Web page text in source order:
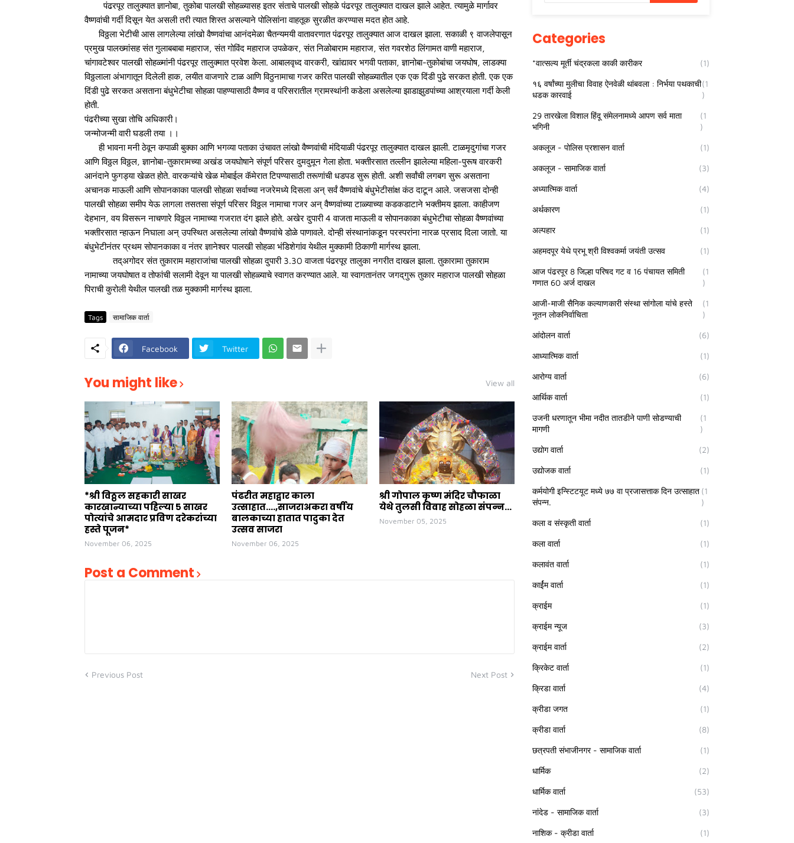
पंढरपूर तालुक्यात ज्ञानोबा, तुकोबा पालखी सोहळ्यासह इतर संताचे पालखी सोहळे पंढरपूर तालुक्यात दाखल झाले आहेत. त्यामुळे मार्गावर
वैष्णवांची गर्दी दिसून येत असली तरी त्यात शिस्त असल्याने पोलिसांना वाहतूक सुरळीत करण्यास मदत होत आहे.
विठ्ठला भेटीची आस लागलेल्या लांखो वैष्णवांचा आनंदमेळा चैतन्यमयी वातावरणात पंढरपूर तालुक्यात आज दाखल झाला. सकाळी ९ वाजलेपासून
प्रमुख पालख्मांसह संत गुलाबबाबा महाराज, संत गोविंद महाराज उपळेकर, संत निळोबाराम महाराज, संत गवरशेठ लिंगामत वाणी महाराज,
चांगावटेश्वर पालखी सोहळ्मांनी पंढरपूर तालुक्मात प्रवेश केला. आबालवृध्द वारकरी, खांद्यावर भगवी पताका, ज्ञानोबा-तुकोबांचा जयघोष, लाडक्या
विठ्ठलाला अंभागातून दिलेली हाक, लयीत वाजणारे टाळ आणि विठुनामाचा गजर करित पालखी सोहळ्यातील एक एक दिंडी पुढे सरकत होती. एक एक
दिंडी पुढे सरकत असताना बंधुभेटीचा सोहळा पाहण्यासाठी वैष्णव व परिसरातील ग्रामस्थांनी कडेला असलेल्या झाडाझुडपांच्या आश्रयाला गर्दी केली
होती.
पंढरीच्या सुखा तोचि अधिकारी।
जन्मोजन्मी वारी घडली तया ।।
ही भावना मनी ठेवून कपाळी बुक्का आणि भगव्या पताका उंचावत लांखो वैष्णवांची मंदियाळी पंढरपूर तालुक्यात दाखल झाली. टाळमृदुगांचा गजर
आणि विठ्ठल विठ्ठल, ज्ञानोबा-तुकारामच्या अखंड जयघोषाने संपूर्ण परिसर दुमदुमून गेला होता. भक्तीरसात तल्लीन झालेल्या महिला-पुरूष वारकरी
आनंदाने फुगड्या खेळत होते. वारकऱ्यांचे खेळ मोबाईल कॅमेरात टिपण्यासाठी तरूणांची धडपड सुरू होती. अशी सर्वांची लगबग सुरू असताना
अचानक माऊली आणि सोपानकाका पालखी सोहळा सर्वाच्या नजरेमध्ये दिसला अन् सर्वं वैष्णवांचे बंधुभेटीसांक्ष कंठ दाटून आले. जसजसा दोन्ही
पालखी सोहळा समीप येऊ लागला तसतसा संपूर्ण परिसर विठ्ठल नामाचा गजर अन् वैष्णवांच्या टाळ्याच्या कडकडाटाने भक्तीमय झाला. काहीजण
देहभान, वय विसरून नाचणारे विठ्ठल नामाच्या गजरात दंग झाले होते. अखेर दुपारी 4 वाजता माऊली व सोपानकाका बंधुभेटीचा सोहळा वैष्णवांच्या
भक्तीरसात न्हाऊन निघाला अन् उपस्थित असलेल्या लांखो वैष्णवांचे डोळे पाणावले. दोन्ही संस्थानांकडून परस्परांना नारळ प्रसाद दिला जातो. या
बंधुभेटीनंतर प्रथम सोपानकाका व नंतर ज्ञानेश्वर पालखी सोहळा भंडिशेगांव येथील मुक्कामी ठिकाणी मार्गस्थ झाला.
तद्अगोदर संत तुकाराम महाराजांचा पालखी सोहळा दुपारी 3.30 वाजता पंढरपूर तालुका नगरीत दाखल झाला. तुकारामा तुकाराम
नामाच्या जयघोषात व तोफांची सलामी देवून या पालखी सोहळ्याचे स्वागत करण्यात आले. या स्वागतानंतर जगद्‌गुरू तुकार महाराज पालखी सोहळा
पिराची कुरोली येथील पालखी तळ मुक्कामी मार्गस्थ झाला.
Tags सामाजिक वार्ता
Facebook Twitter
You might like View all
*श्री विठ्ठल सहकारी साखर
कारखान्याच्या पहिल्या ५ साखर
पोत्यांचे आमदार प्रविण दरेकरांच्या
हस्ते पूजन*
November 06, 2025
पंढरीत महाद्वार काला
उत्साहात....,साजराअकरा वर्षीय
बालकाच्या हातात पादुका देत
उत्सव साजरा
November 06, 2025
श्री गोपाल कृष्ण मंदिर चौफाळा
येथे तुलसी विवाह सोहळा संपन्न...
November 05, 2025
Post a Comment
Previous Post Next Post
Categories
*वात्सल्य मूर्ती चंद्रकला काकी कारीकर (1)
१६ वर्षांच्या मुलीचा विवाह ऐनवेळी थांबवला : निर्भया पथकाची
धडक कारवाई
(1
)
29 तारखेला विशाल हिंदू संमेलनामध्ये आपण सर्व माता
भगिनी
(1
)
अकलूज - पोलिस प्रशासन वार्ता (1)
अकलूज - सामाजिक वार्ता (3)
अध्यात्मिक वार्ता (4)
अर्थकारण (1)
अल्पहार (1)
अहमदपूर येथे प्रभू श्री विश्वकर्मा जयंती उत्सव (1)
आज पंढरपूर 8 जिल्हा परिषद गट व 16 पंचायत समिती
गणात 60 अर्ज दाखल
(1
)
आजी-माजी सैनिक कल्याणकारी संस्था सांगोला यांचे हस्ते
नूतन लोकनिर्वाचिता
(1
)
आंदोलन वार्ता (6)
आध्यात्मिक वार्ता (1)
आरोग्य वार्ता (6)
आर्थिक वार्ता (1)
उजनी धरणातून भीमा नदीत तातडीने पाणी सोडण्याची
मागणी
(1
)
उद्योग वार्ता (2)
उद्योजक वार्ता (1)
कर्मयोगी इन्स्टिटयूट मध्ये ७७ वा प्रजासत्ताक दिन उत्साहात
संपन्न.
(1
)
कला व संस्कृती वार्ता (1)
कला वार्ता (1)
कलावंत वार्ता (1)
कार्ईम वार्ता (1)
क्राईम (1)
क्राईम न्यूज (3)
क्राईम वार्ता (2)
क्रिकेट वार्ता (1)
क्रिडा वार्ता (4)
क्रीडा जगत (1)
क्रीडा वार्ता (8)
छत्रपती संभाजीनगर - सामाजिक वार्ता (1)
धार्मिक (2)
धार्मिक वार्ता (53)
नांदेड - सामाजिक वार्ता (3)
नाशिक - क्रीडा वार्ता (1)